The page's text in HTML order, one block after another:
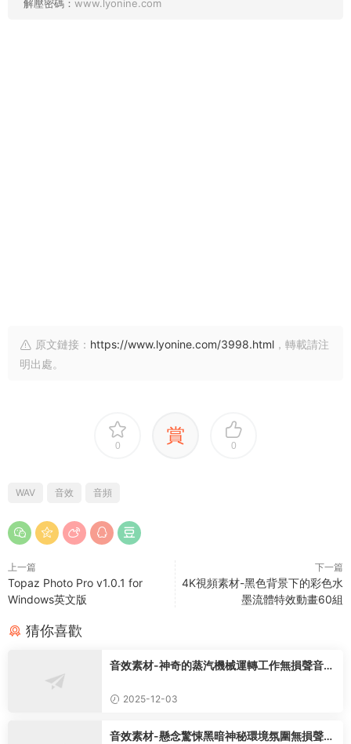
解壓密碼： www.lyonine.com
原文鏈接： https://www.lyonine.com/3998.html ，轉載請注
明出處。
0 賞 0
WAV 音效 音頻
上一篇
Topaz Photo Pro v1.0.1 for
Windows英文版
下一篇
4K視頻素材-黑色背景下的彩色水
墨流體特效動畫60組
猜你喜歡
音效素材-神奇的蒸汽機械運轉工作無損聲音特
2025-12-03
音效素材-懸念驚悚黑暗神秘環境氛圍無損聲音